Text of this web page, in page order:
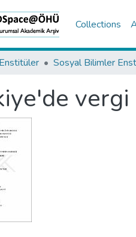
Collections
Enstitüler Sosyal Bilimler